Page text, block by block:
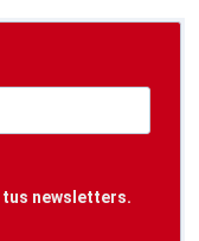
newsletters.